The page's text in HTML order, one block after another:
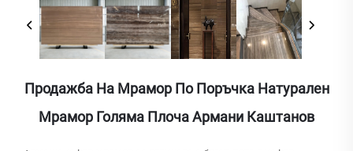
Продажба На Мрамор По Поръчка Натурален
Мрамор Голяма Плоча Армани Каштанов